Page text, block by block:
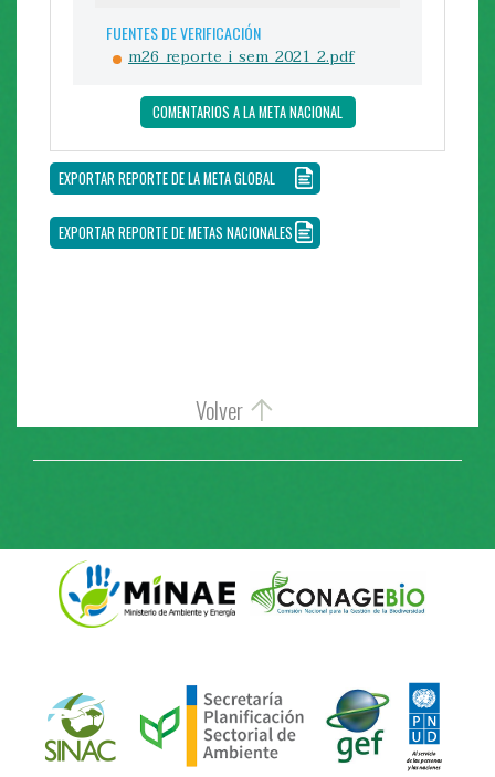
FUENTES DE VERIFICACIÓN
m26_reporte_i_sem_2021_2.pdf
COMENTARIOS A LA META NACIONAL
EXPORTAR REPORTE DE LA META GLOBAL
EXPORTAR REPORTE DE METAS NACIONALES
alcance establecido.
INSTITUCION DE FINANCIAMIENTO
FUENTES DE VERIFICACIÓN
COMENTARIOS A LA META NACIONAL
EXPORTAR REPORTE DE LA META GLOBAL
Volver